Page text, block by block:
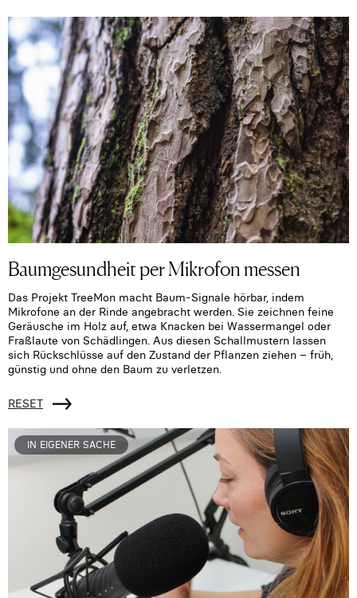
Baumgesundheit per Mikrofon messen
Das Projekt TreeMon macht Baum-Signale hörbar, indem
Mikrofone an der Rinde angebracht werden. Sie zeichnen feine
Geräusche im Holz auf, etwa Knacken bei Wassermangel oder
Fraßlaute von Schädlingen. Aus diesen Schallmustern lassen
sich Rückschlüsse auf den Zustand der Pflanzen ziehen – früh,
günstig und ohne den Baum zu verletzen.
RESET
IN EIGENER SACHE